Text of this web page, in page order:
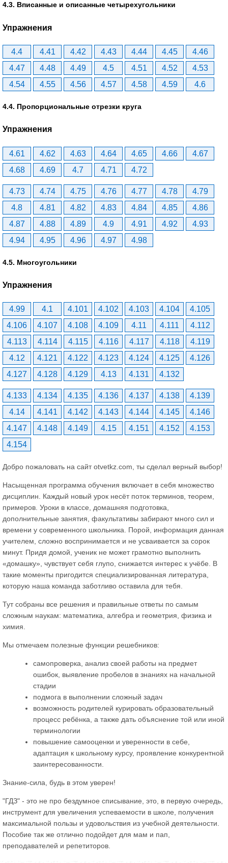
4.3. Вписанные и описанные четырехугольники
Упражнения
4.4 4.41 4.42 4.43 4.44 4.45
4.46
4.47
4.48 4.49 4.5 4.51 4.52
4.53
4.54
4.55 4.56 4.57 4.58 4.59 4.6
4.4. Пропорциональные отрезки круга
Упражнения
4.61 4.62 4.63 4.64 4.65 4.66
4.67
4.68
4.69 4.7 4.71 4.72
4.73 4.74 4.75 4.76 4.77 4.78
4.79
4.8
4.81 4.82 4.83 4.84 4.85
4.86
4.87
4.88 4.89 4.9 4.91 4.92
4.93
4.94
4.95 4.96 4.97 4.98
4.5. Многоугольники
Упражнения
4.99 4.1 4.101 4.102 4.103 4.104
4.105
4.106
4.107 4.108 4.109 4.11 4.111
4.112
4.113
4.114 4.115 4.116 4.117 4.118
4.119
4.12
4.121 4.122 4.123 4.124 4.125
4.126
4.127
4.128 4.129 4.13 4.131 4.132
4.133 4.134 4.135 4.136 4.137 4.138
4.139
4.14
4.141 4.142 4.143 4.144 4.145
4.146
4.147
4.148 4.149 4.15 4.151 4.152
4.153
4.154
Добро пожаловать на сайт otvetkz.com, ты сделал верный выбор!
Насыщенная программа обучения включает в себя множество
дисциплин. Каждый новый урок несёт поток терминов, теорем,
примеров. Уроки в классе, домашняя подготовка,
дополнительные занятия, факультативы забирают много сил и
времени у современного школьника. Порой, информация данная
учителем, сложно воспринимается и не усваивается за сорок
минут. Придя домой, ученик не может грамотно выполнить
«домашку», чувствует себя глупо, снижается интерес к учёбе. В
такие моменты пригодится специализированная литература,
которую наша команда заботливо оставила для тебя.
Тут собраны все решения и правильные ответы по самым
сложным наукам: математика, алгебра и геометрия, физика и
химия.
Мы отмечаем полезные функции решебников:
самопроверка, анализ своей работы на предмет
ошибок, выявление пробелов в знаниях на начальной
стадии
подмога в выполнении сложный задач
возможность родителей курировать образовательный
процесс ребёнка, а также дать объяснение той или иной
терминологии
повышение самооценки и уверенности в себе,
адаптация к школьному курсу, проявление конкурентной
заинтересованности.
Знание-сила, будь в этом уверен!
"ГДЗ" - это не про бездумное списывание, это, в первую очередь,
инструмент для увеличения успеваемости в школе, получения
максимальной пользы и удовольствия из учебной деятельности.
Пособие так же отлично подойдет для мам и пап,
преподавателей и репетиторов.